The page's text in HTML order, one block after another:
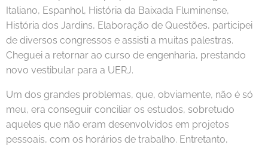
Italiano, Espanhol, História da Baixada Fluminense,
História dos Jardins, Elaboração de Questões, participei
de diversos congressos e assisti a muitas palestras.
Cheguei a retornar ao curso de engenharia, prestando
novo vestibular para a UERJ.
Um dos grandes problemas, que, obviamente, não é só
meu, era conseguir conciliar os estudos, sobretudo
aqueles que não eram desenvolvidos em projetos
pessoais, com os horários de trabalho. Entretanto,